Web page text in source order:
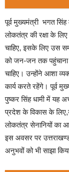
पूर्व मुख्यमंत्री भगत सिंह
लोकतंत्र की रक्षा के लिए
चाहिए, इसके लिए उस
को जन-जन तक पहुंचाना
चाहिए। उन्होंने आशा
कार्य करते रहेंगे। पूर्व
पुष्कर सिंह धामी में यह
प्रदेश के विकास के
लोकतंत्र सेनानियों का
इस अवसर पर
अनुभवों को भी साझा